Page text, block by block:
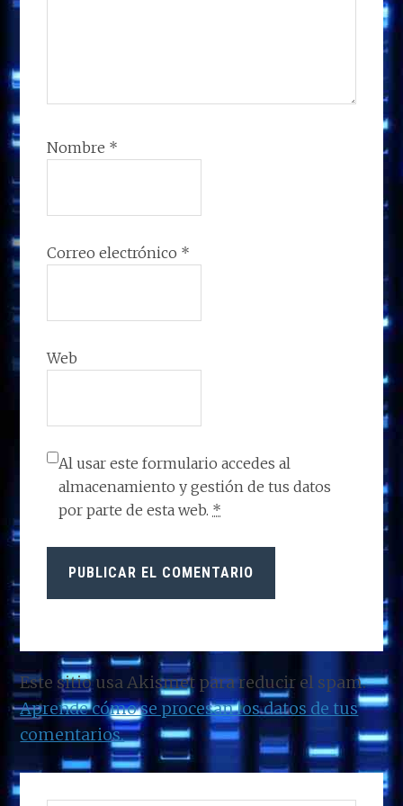
Nombre *
Correo electrónico *
Web
Al usar este formulario accedes al
almacenamiento y gestión de tus datos
por parte de esta web. *
Este sitio usa Akismet para reducir el spam.
Aprende cómo se procesan los datos de tus
comentarios.
BARRA